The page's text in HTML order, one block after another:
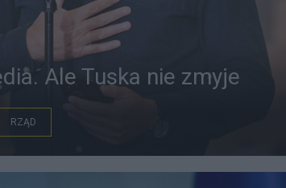
Ale Tuska nie zmyje
RZĄD